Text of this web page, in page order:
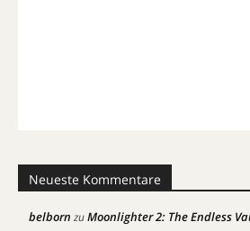
Neueste Kommentare
belborn zuMoonlighter 2: The Endless